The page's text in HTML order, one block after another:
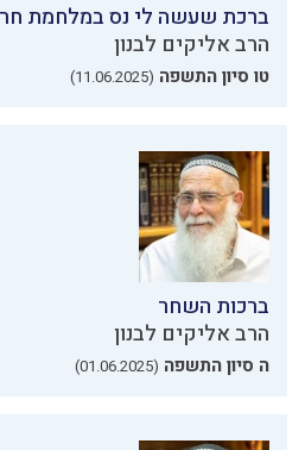
ברכת שעשה לי נס במלחמת
הרב אליקים לבנון
טו סיון התשפה (11.06.2025)
ברכות השחר
הרב אליקים לבנון
ה סיון התשפה (01.06.2025)